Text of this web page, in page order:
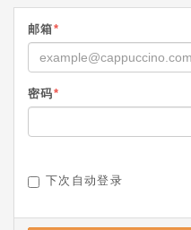
邮箱*
密码*
下次自动登录